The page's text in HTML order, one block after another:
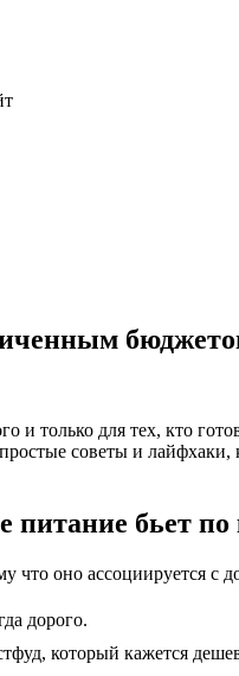
и только для тех, кто
советы и лайфхаки,
питание бьет
что оно ассоциируется
дорого.
который кажется